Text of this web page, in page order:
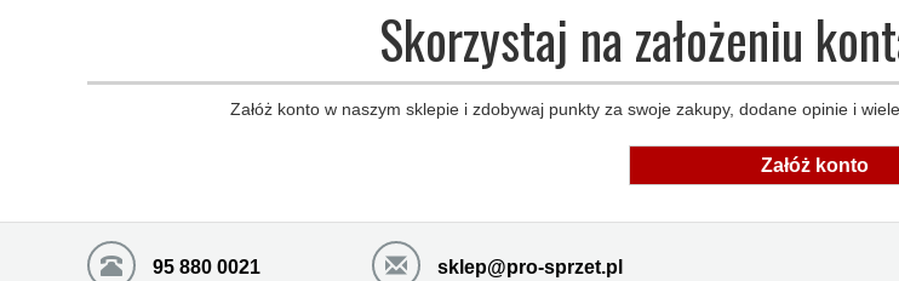
Skorzystaj na założeniu
Załóż konto w naszym sklepie i zdobywaj punkty za swoje zakupy, dodane opinie i
Załóż konto
95 880 0021 sklep@pro-sprzet.pl